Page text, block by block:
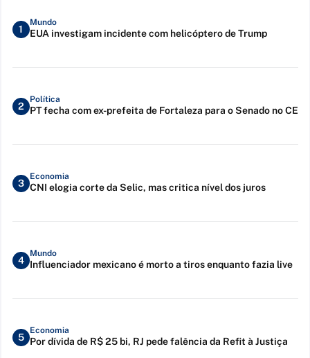
1
Mundo
EUA investigam incidente com helicóptero de Trump
2
Política
PT fecha com ex-prefeita de Fortaleza para o Senado no CE
3
Economia
CNI elogia corte da Selic, mas critica nível dos juros
4
Mundo
Influenciador mexicano é morto a tiros enquanto fazia live
5
Economia
Por dívida de R$ 25 bi, RJ pede falência da Refit à Justiça